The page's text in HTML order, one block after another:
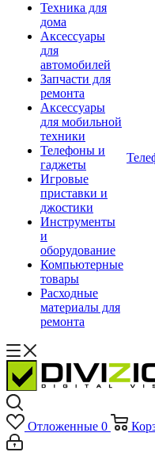
Техника для
дома
Аксессуары
для
автомобилей
Запчасти для
ремонта
Аксессуары
для мобильной
техники
Телефоны и
гаджеты
Игровые
приставки и
джостики
Инструменты
и
оборудование
Компьютерные
товары
Расходные
материалы для
ремонта
Отложенные 0